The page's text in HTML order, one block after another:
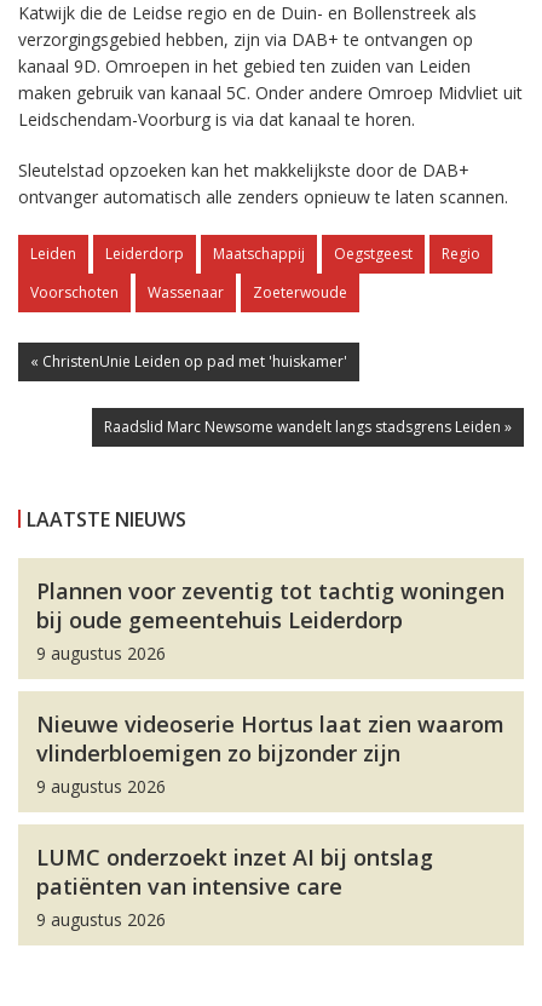
Katwijk die de Leidse regio en de Duin- en Bollenstreek als
verzorgingsgebied hebben, zijn via DAB+ te ontvangen op
kanaal 9D. Omroepen in het gebied ten zuiden van Leiden
maken gebruik van kanaal 5C. Onder andere Omroep Midvliet uit
Leidschendam-Voorburg is via dat kanaal te horen.
Sleutelstad opzoeken kan het makkelijkste door de DAB+
ontvanger automatisch alle zenders opnieuw te laten scannen.
Leiden Leiderdorp Maatschappij Oegstgeest
Regio
Voorschoten
Wassenaar Zoeterwoude
« ChristenUnie Leiden op pad met 'huiskamer'
Raadslid Marc Newsome wandelt langs stadsgrens Leiden »
LAATSTE NIEUWS
Plannen voor zeventig tot tachtig woningen
bij oude gemeentehuis Leiderdorp
9 augustus 2026
Nieuwe videoserie Hortus laat zien waarom
vlinderbloemigen zo bijzonder zijn
9 augustus 2026
LUMC onderzoekt inzet AI bij ontslag
patiënten van intensive care
9 augustus 2026